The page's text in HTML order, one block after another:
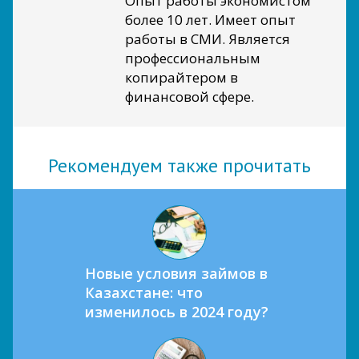
более 10 лет. Имеет опыт
работы в СМИ. Является
профессиональным
копирайтером в
финансовой сфере.
Рекомендуем также прочитать
Новые условия займов в
Казахстане: что
изменилось в 2024 году?